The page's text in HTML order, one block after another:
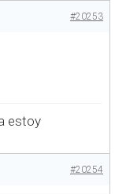
#20253
estoy
#20254